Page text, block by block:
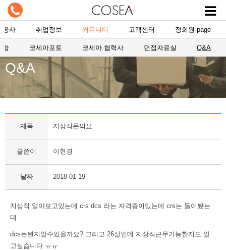
공사 취업정보 커뮤니티 고객센터 정회원 page
항 코세아포토 코세아 협력사 면접자료실 Q&A
Q&A
제목 지상직문의요
글쓴이 이현경
날짜 2018-01-19
지상직 알아보고있는데 crs dcs 라는 자격증이있는데 crs는 들어봤는
데
dcs는뭔지알수있을까요? 그리고 26살인데 지상직근무가능한지도 알
고싶습니다 ㅠㅠ